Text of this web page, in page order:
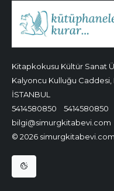
Kitapkokusu Kültür Sanat
Kalyoncu Kulluğu Caddesi,
İSTANBUL
5414580850
5414580850
bilgi@simurgkitabevi.com
© 2026 simurgkitabevi.com